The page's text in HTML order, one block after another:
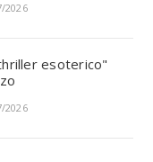
2026
esoterico"
2026